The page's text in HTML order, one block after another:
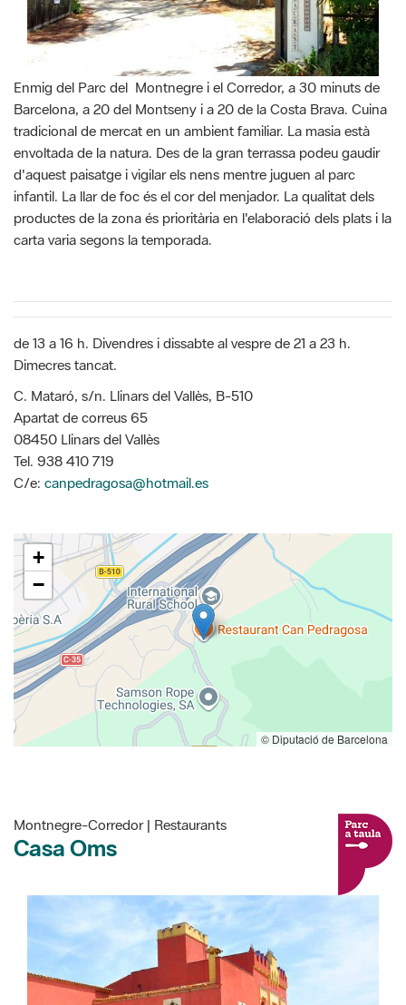
Enmig del Parc del Montnegre i el Corredor, a 30 minuts de
Barcelona, a 20 del Montseny i a 20 de la Costa Brava. Cuina
tradicional de mercat en un ambient familiar. La masia està
envoltada de la natura. Des de la gran terrassa podeu gaudir
d'aquest paisatge i vigilar els nens mentre juguen al parc
infantil. La llar de foc és el cor del menjador. La qualitat dels
productes de la zona és prioritària en l'elaboració dels plats i la
carta varia segons la temporada.
de 13 a 16 h. Divendres i dissabte al vespre de 21 a 23 h.
Dimecres tancat.
C. Mataró, s/n. Llinars del Vallès, B-510
Apartat de correus 65
08450 Llinars del Vallès
Tel. 938 410 719
C/e: canpedragosa@hotmail.es
+
−
© Diputació de Barcelona
Montnegre-Corredor | Restaurants
Casa Oms